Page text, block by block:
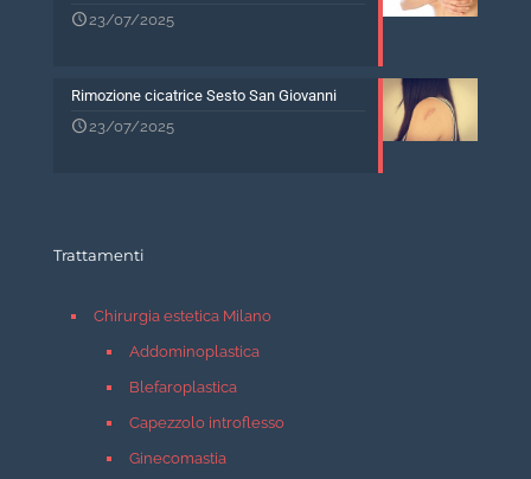
23/07/2025
Rimozione cicatrice Sesto San Giovanni
23/07/2025
Trattamenti
Chirurgia estetica Milano
Addominoplastica
Blefaroplastica
Capezzolo introflesso
Ginecomastia